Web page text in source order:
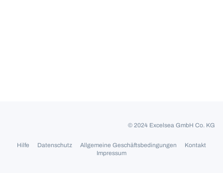
© 2024 Excelsea GmbH Co. KG
Hilfe Datenschutz Allgemeine Geschäftsbedingungen
Kontakt
Impressum